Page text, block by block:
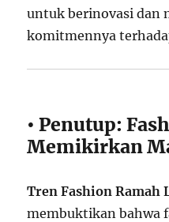
untuk berinovasi dan
komitmennya
• Penutup:
Memikirkan
Tren Fashion Ramah
membuktikan bahwa